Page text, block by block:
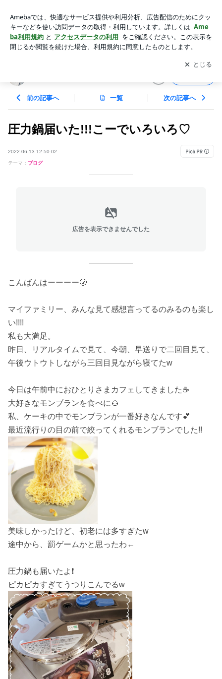
アプリをダウンロードして ブログの更新通知
を受け取りまし
ょう。
開く
前の記事へ 一覧 次の記事へ
圧力鍋届いた!!!こーでいろいろ♡
2022-06-13 12:50:02
テーマ： ブログ
広告を表示できませんでした
こんばんはーーーー🌝
マイファミリー、みんな見て感想言ってるのみるのも楽し
い!!!!
私も大満足。
昨日、リアルタイムで見て、今朝、早送りで二回目見て、
午後ウトウトしながら三回目見ながら寝てたw
今日は午前中におひとりさまカフェしてきました☕
大好きなモンブランを食べに🌰
私、ケーキの中でモンブランが一番好きなんです💕
最近流行りの目の前で絞ってくれるモンブランでした!!
美味しかったけど、初老には多すぎたw
途中から、罰ゲームかと思ったわ←
圧力鍋も届いたよ❗
ピカピカすぎてうつりこんでるw